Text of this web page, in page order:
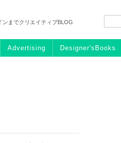
ンまでクリエイティブBLOG
Advertising Designer'sBooks